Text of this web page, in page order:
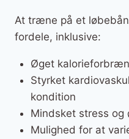
At træne på et
fordele, inklusive:
Øget
Styrket
kondition
Mindsket stress
Mulighed for at